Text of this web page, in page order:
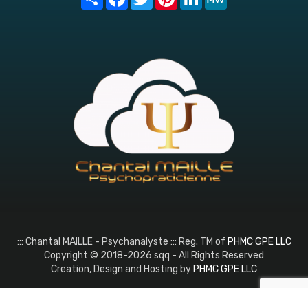
::: Chantal MAILLE - Psychanalyste ::: Reg. TM of PHMC GPE LLC
Copyright © 2018-2026 sqq - All Rights Reserved
Creation, Design and Hosting by PHMC GPE LLC